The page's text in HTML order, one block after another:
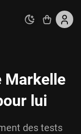
Markelle
lui
des tests